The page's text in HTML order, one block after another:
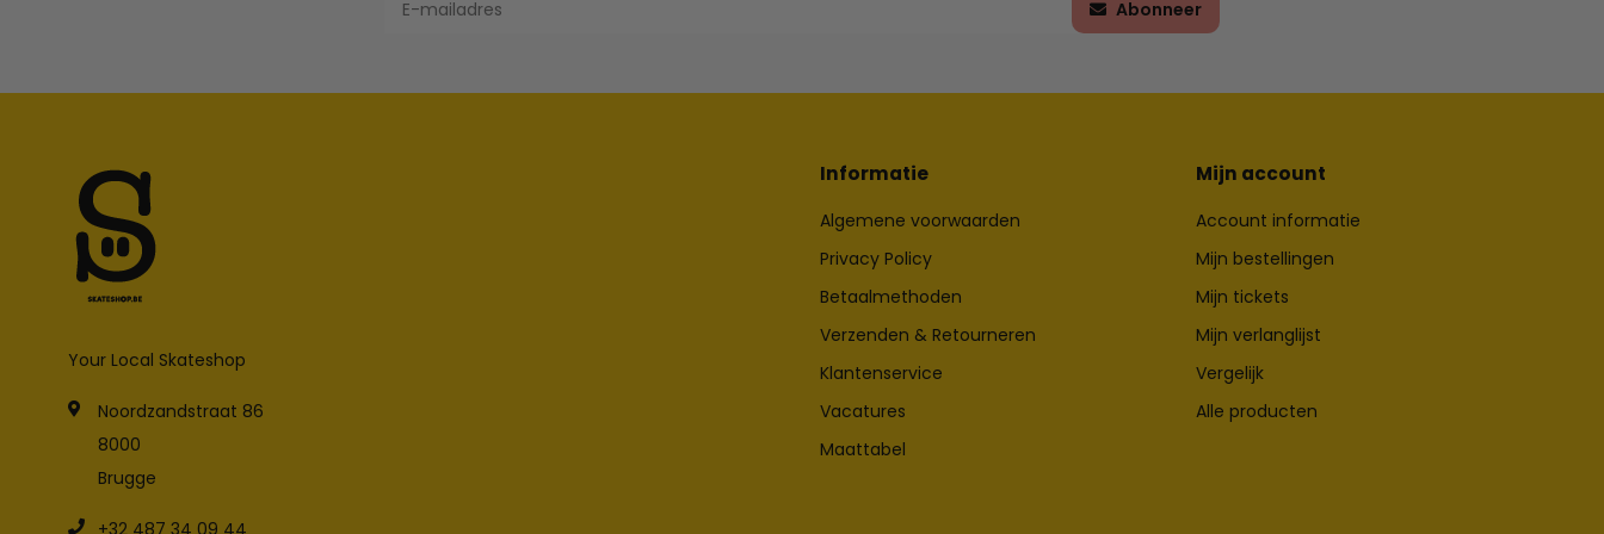
Abonneer
Your Local Skateshop
Noordzandstraat 86
8000
Brugge
+32 487 34 09 44
Informatie
Algemene voorwaarden
Privacy Policy
Betaalmethoden
Verzenden & Retourneren
Klantenservice
Vacatures
Maattabel
Mijn account
Account informatie
Mijn bestellingen
Mijn tickets
Mijn verlanglijst
Vergelijk
Alle producten